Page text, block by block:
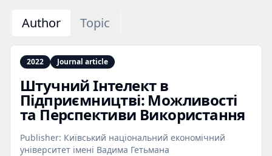
Author Topic
2022 Journal article
Штучний Інтелект в
Підприємництві: Можливості
та Перспективи Використання
Publisher: Київський національний економічний
університет імені Вадима Гетьмана